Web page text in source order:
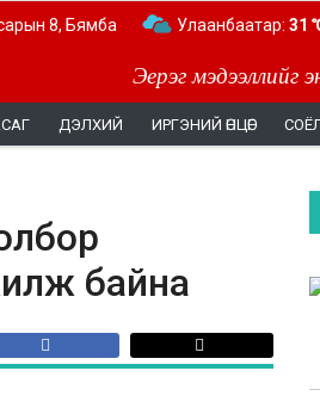
Эерэг мэдээллийг
8, Бямба Улаанбаатар: 31
ДЭЛХИЙ ИРГЭНИЙ ӨНЦӨГ
байна